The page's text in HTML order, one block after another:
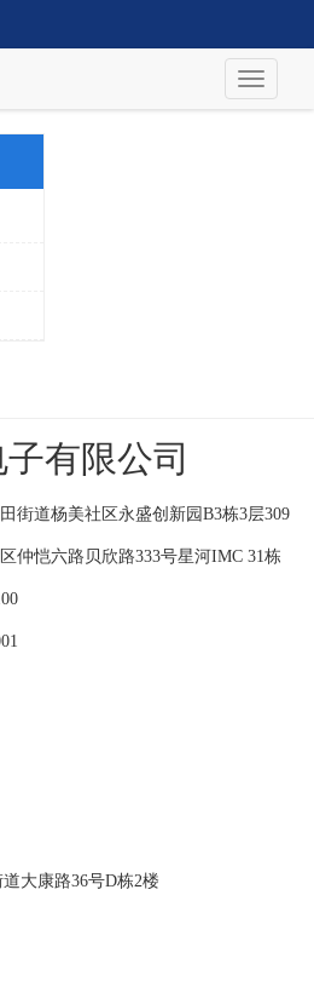
有限公司
街道杨美社区永盛创新园B3栋3层309
仲恺六路贝欣路333号星河IMC 31栋
大康路36号D栋2楼